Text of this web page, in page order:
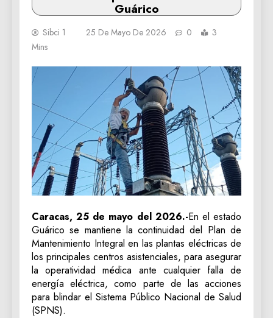
Guárico
Sibci 1 25 De Mayo De 2026 0
3
Mins
Caracas, 25 de mayo del 2026.-En el estado
Guárico se mantiene la continuidad del Plan de
Mantenimiento Integral en las plantas eléctricas de
los principales centros asistenciales, para asegurar
la operatividad médica ante cualquier falla de
energía eléctrica, como parte de las acciones
para blindar el Sistema Público Nacional de Salud
(SPNS).